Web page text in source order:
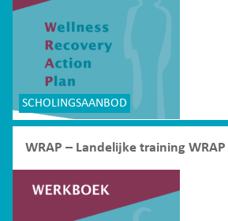
SCHOLINGSAANBOD
WRAP – Landelijke training